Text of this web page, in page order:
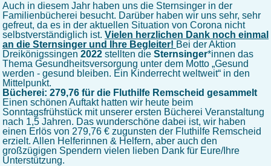
Auch in diesem Jahr haben uns die Sternsinger in der
Familienbücherei besucht. Darüber haben wir uns sehr, sehr
gefreut, da es in der aktuellen Situation von Corona nicht
selbstverständiglich ist. Vielen herzlichen Dank noch einmal
an die Sternsinger und Ihre Begleiter! Bei der Aktion
Dreikönigssingen 2022 stellten die Sternsinger*innen das
Thema Gesundheitsversorgung unter dem Motto „Gesund
werden - gesund bleiben. Ein Kinderrecht weltweit“ in den
Mittelpunkt.
Bücherei: 279,76 für die Fluthilfe Remscheid gesammelt
Einen schönen Auftakt hatten wir heute beim
Sonntagsfrühstück mit unserer ersten Bücherei Veranstaltung
nach 1,5 Jahren. Das wunderschöne dabei ist, wir haben
einen Erlös von 279,76 € zugunsten der Fluthilfe Remscheid
erzielt. Allen Helferinnen & Helfern, aber auch den
großzügigen Spendern vielen lieben Dank für Eure/Ihre
Unterstützung.